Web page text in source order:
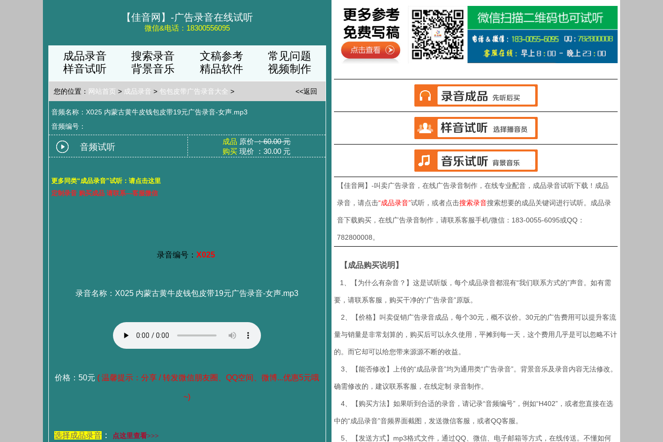
【佳音网】-广告录音在线试听
微信&电话：18300556095
成品录音 搜索录音 文稿参考
常见问题
样音试听
背景音乐 精品软件 视频制作
您的位置： 网站首页 > 成品录音 > 包包皮带广告录音大全 > <<返回
音频名称：X025 内蒙古黄牛皮钱包皮带19元广告录音-女声.mp3
音频编号：
音频试听
成品 原价：60.00 元
购买 现价 ：30.00 元
更多同类“成品录音”试听：请点击这里
定制录音 购买成品 请联系—客服微信
录音编号：X025
录音名称：X025 内蒙古黄牛皮钱包皮带19元广告录音-女声.mp3
价格：50元 ( 温馨提示：分享 / 转发微信朋友圈、QQ空间、微博...优惠5元哦
~)
选择成品录音： 点这里查看>>>
【佳音网】-叫卖广告录音，在线广告录音制作，在线专业配音，成品录音试听下载！成品
录音，请点击“成品录音”试听，或者点击搜索录音搜索想要的成品关键词进行试听。成品录
音下载购买，在线广告录音制作，请联系客服手机/微信：183-0055-6095或QQ：
782800008。
【成品购买说明】
1、【为什么有杂音？】这是试听版，每个成品录音都混有“我们联系方式的”声音。如有需
要，请联系客服，购买干净的“广告录音”原版。
2、【价格】叫卖促销广告录音成品，每个30元，概不议价。30元的广告费用可以提升客流
量与销量是非常划算的，购买后可以永久使用，平摊到每一天，这个费用几乎是可以忽略不计
的。而它却可以给您带来源源不断的收益。
3、【能否修改】上传的“成品录音”均为通用类“广告录音”。背景音乐及录音内容无法修改。
确需修改的，建议联系客服，在线定制 录音制作。
4、【购买方法】如果听到合适的录音，请记录“音频编号”，例如“H402”，或者您直接在选
中的“成品录音”音频界面截图，发送微信客服，或者QQ客服。
5、【发送方式】mp3格式文件，通过QQ、微信、电子邮箱等方式，在线传送。不懂如何